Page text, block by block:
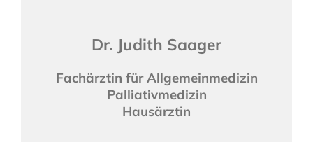
Dr. Judith Saager
Fachärztin für Allgemeinmedizin
Palliativmedizin
Hausärztin